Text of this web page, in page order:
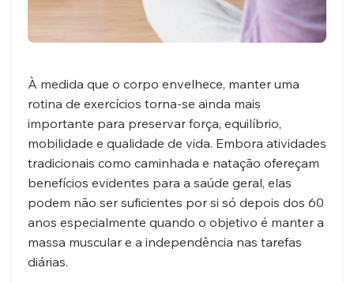
COLUNISTAS
À medida que o corpo envelhece, manter uma
rotina de exercícios torna-se ainda mais
importante para preservar força, equilíbrio,
mobilidade e qualidade de vida. Embora atividades
tradicionais como caminhada e natação ofereçam
benefícios evidentes para a saúde geral, elas
podem não ser suficientes por si só depois dos 60
anos especialmente quando o objetivo é manter a
massa muscular e a independência nas tarefas
diárias.